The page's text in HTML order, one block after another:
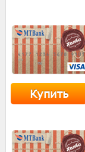
Купить